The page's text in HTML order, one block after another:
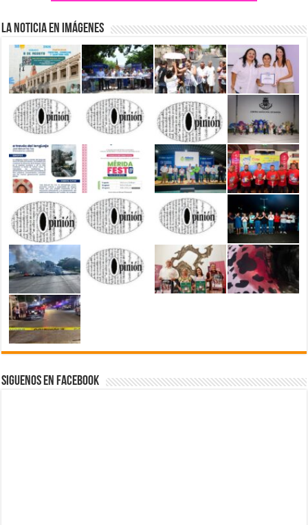
La Noticia en Imágenes
Siguenos en Facebook